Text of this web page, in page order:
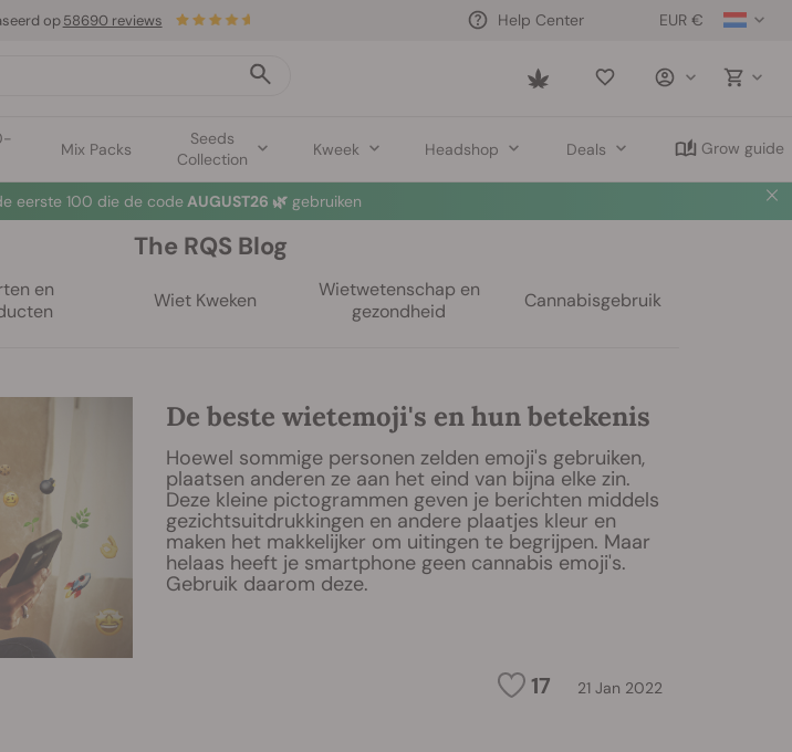
EUR €
Help Center
Saved
Mix Packs
Seeds
Collection
Kweek Headshop Deals Grow guide
op 58690 reviews
eerste 100 die de code AUGUST26 🌿 gebruiken
The RQS Blog
en
Wiet Kweken
Wietwetenschap en
gezondheid
Cannabisgebruik
De beste wietemoji's en hun betekenis
Hoewel sommige personen zelden emoji's gebruiken,
plaatsen anderen ze aan het eind van bijna elke zin.
Deze kleine pictogrammen geven je berichten middels
gezichtsuitdrukkingen en andere plaatjes kleur en
maken het makkelijker om uitingen te begrijpen. Maar
helaas heeft je smartphone geen cannabis emoji's.
Gebruik daarom deze.
17 21 Jan 2022